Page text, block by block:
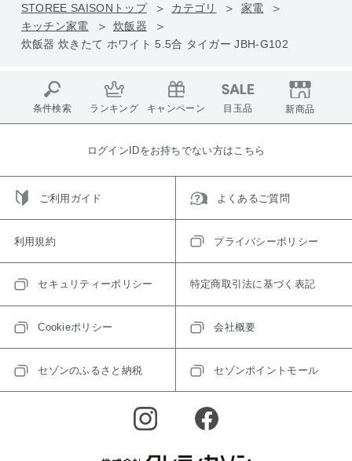
STOREE SAISONトップ カテゴリ
家電
キッチン家電
炊飯器
炊飯器 炊きたて ホワイト 5.5合 タイガー JBH-G102
条件検索 ランキング キャンペーン 目玉品 新商品
ログインIDをお持ちでない方はこちら
ご利用ガイド よくあるご質問
利用規約 プライバシーポリシー
セキュリティーポリシー 特定商取引法に基づく表記
Cookieポリシー 会社概要
セゾンのふるさと納税 セゾンポイントモール